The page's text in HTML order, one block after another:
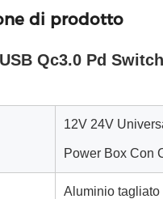
di prodotto
Qc3.0 Pd
12V 24V
Power Box Con
Aluminio tagliato